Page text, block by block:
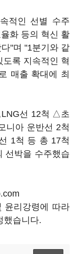
적인 선별 수주
화 등의 혁신 활
"며 "1분기와 같
록 지속적인 혁
매출 확대에 최
선 12척 △초
니아 운반선 2척
1척 등 총 17척
선박을 수주했습
윤리강령에 따라
했습니다.